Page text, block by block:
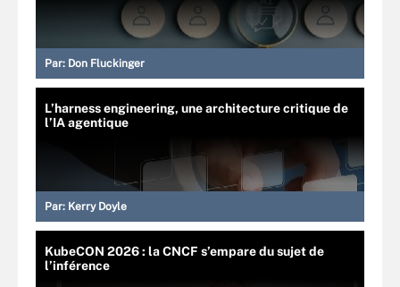
Par: Don Fluckinger
L’harness engineering, une architecture critique de
l’IA agentique
Par: Kerry Doyle
KubeCON 2026 : la CNCF s’empare du sujet de
l’inférence